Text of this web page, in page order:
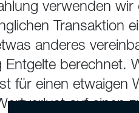
verwenden wir
Transaktion
anderes
berechnet.
für einen etwaigen
auf einen